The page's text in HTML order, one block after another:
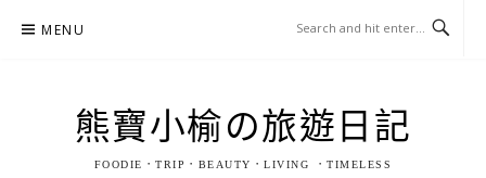
MENU
熊寶小榆の旅遊日記
FOODIE．TRIP．BEAUTY．LIVING ．TIMELESS